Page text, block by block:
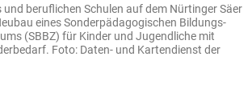
und beruflichen Schulen auf dem Nürtinger Säer
eines Sonderpädagogischen Bildungs-
(SBBZ) für Kinder und Jugendliche mit
Foto: Daten- und Kartendienst der